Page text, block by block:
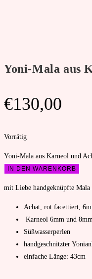
Yoni-Mala aus
€130,00
Vorrätig
Yoni-Mala aus Karneol und
IN DEN WARENKORB
mit Liebe handgeknüpfte Mala
Achat, rot facettiert,
Karneol 6mm und 8mm
Süßwasserperlen
handgeschnitzter
einfache Länge: 43cm